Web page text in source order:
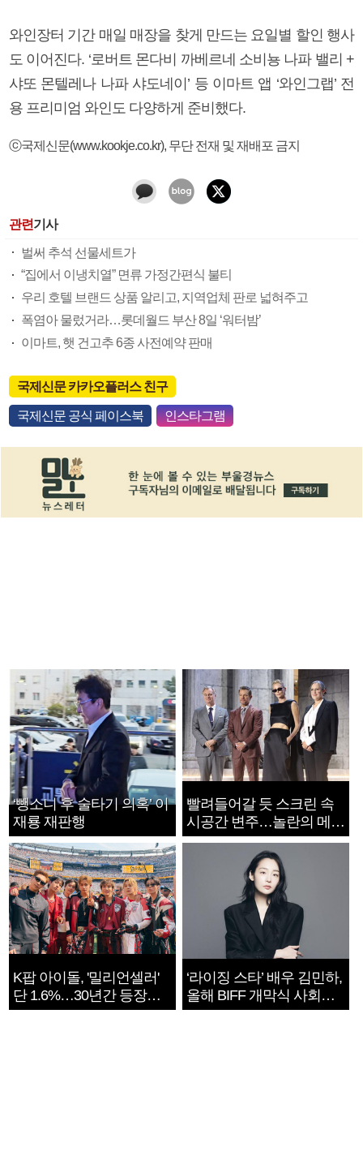
와인장터 기간 매일 매장을 찾게 만드는 요일별 할인 행사
도 이어진다. ‘로버트 몬다비 까베르네 소비뇽 나파 밸리 +
샤또 몬텔레나 나파 샤도네이’ 등 이마트 앱 ‘와인그랩’ 전
용 프리미엄 와인도 다양하게 준비했다.
ⓒ국제신문(www.kookje.co.kr), 무단 전재 및 재배포 금지
관련기사
벌써 추석 선물세트가
“집에서 이냉치열” 면류 가정간편식 불티
우리 호텔 브랜드 상품 알리고, 지역업체 판로 넓혀주고
폭염아 물렀거라…롯데월드 부산 8일 ‘워터밤’
이마트, 햇 건고추 6종 사전예약 판매
국제신문 카카오플러스 친구
국제신문 공식 페이스북 인스타그램
‘뺑소니 후 술타기 의혹’ 이
재룡 재판행
빨려들어갈 듯 스크린 속
시공간 변주…놀란의 메시
지는 ‘전쟁 속죄’
K팝 아이돌, '밀리언셀러'
단 1.6%…30년간 등장
1182개팀 전수조사
‘라이징 스타’ 배우 김민하,
올해 BIFF 개막식 사회자
확정